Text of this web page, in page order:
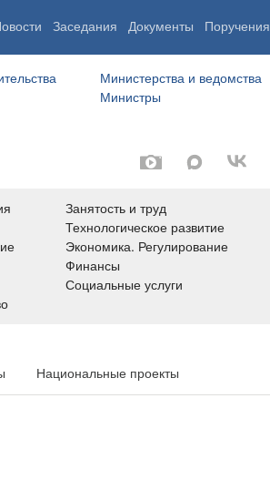
Заседания Документы Поручения
Министерства и ведомства
Министры
Занятость и труд
Технологическое развитие
Экономика. Регулирование
Финансы
Социальные услуги
Национальные проекты